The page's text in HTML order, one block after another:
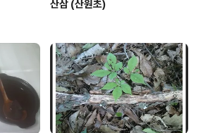
산삼 (산원초)